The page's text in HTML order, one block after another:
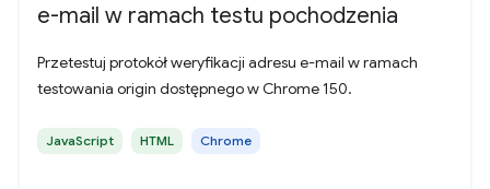
e-mail w ramach testu pochodzenia
Przetestuj protokół weryfikacji adresu e-mail w ramach
testowania origin dostępnego w Chrome 150.
JavaScript HTML Chrome